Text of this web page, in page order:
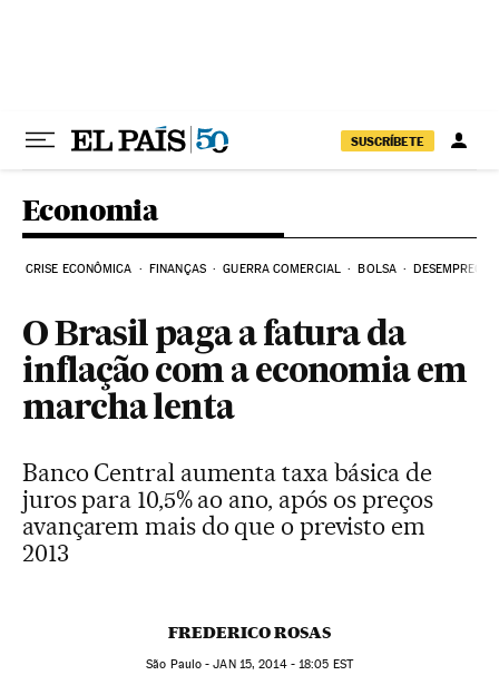
SUSCRÍBETE
Economia
CRISE ECONÔMICA FINANÇAS GUERRA COMERCIAL BOLSA DESEMPREGO
O Brasil paga a fatura da
inflação com a economia em
marcha lenta
Banco Central aumenta taxa básica de
juros para 10,5% ao ano, após os preços
avançarem mais do que o previsto em
2013
FREDERICO ROSAS
São Paulo -JAN15, 2014 - 18:05 EST